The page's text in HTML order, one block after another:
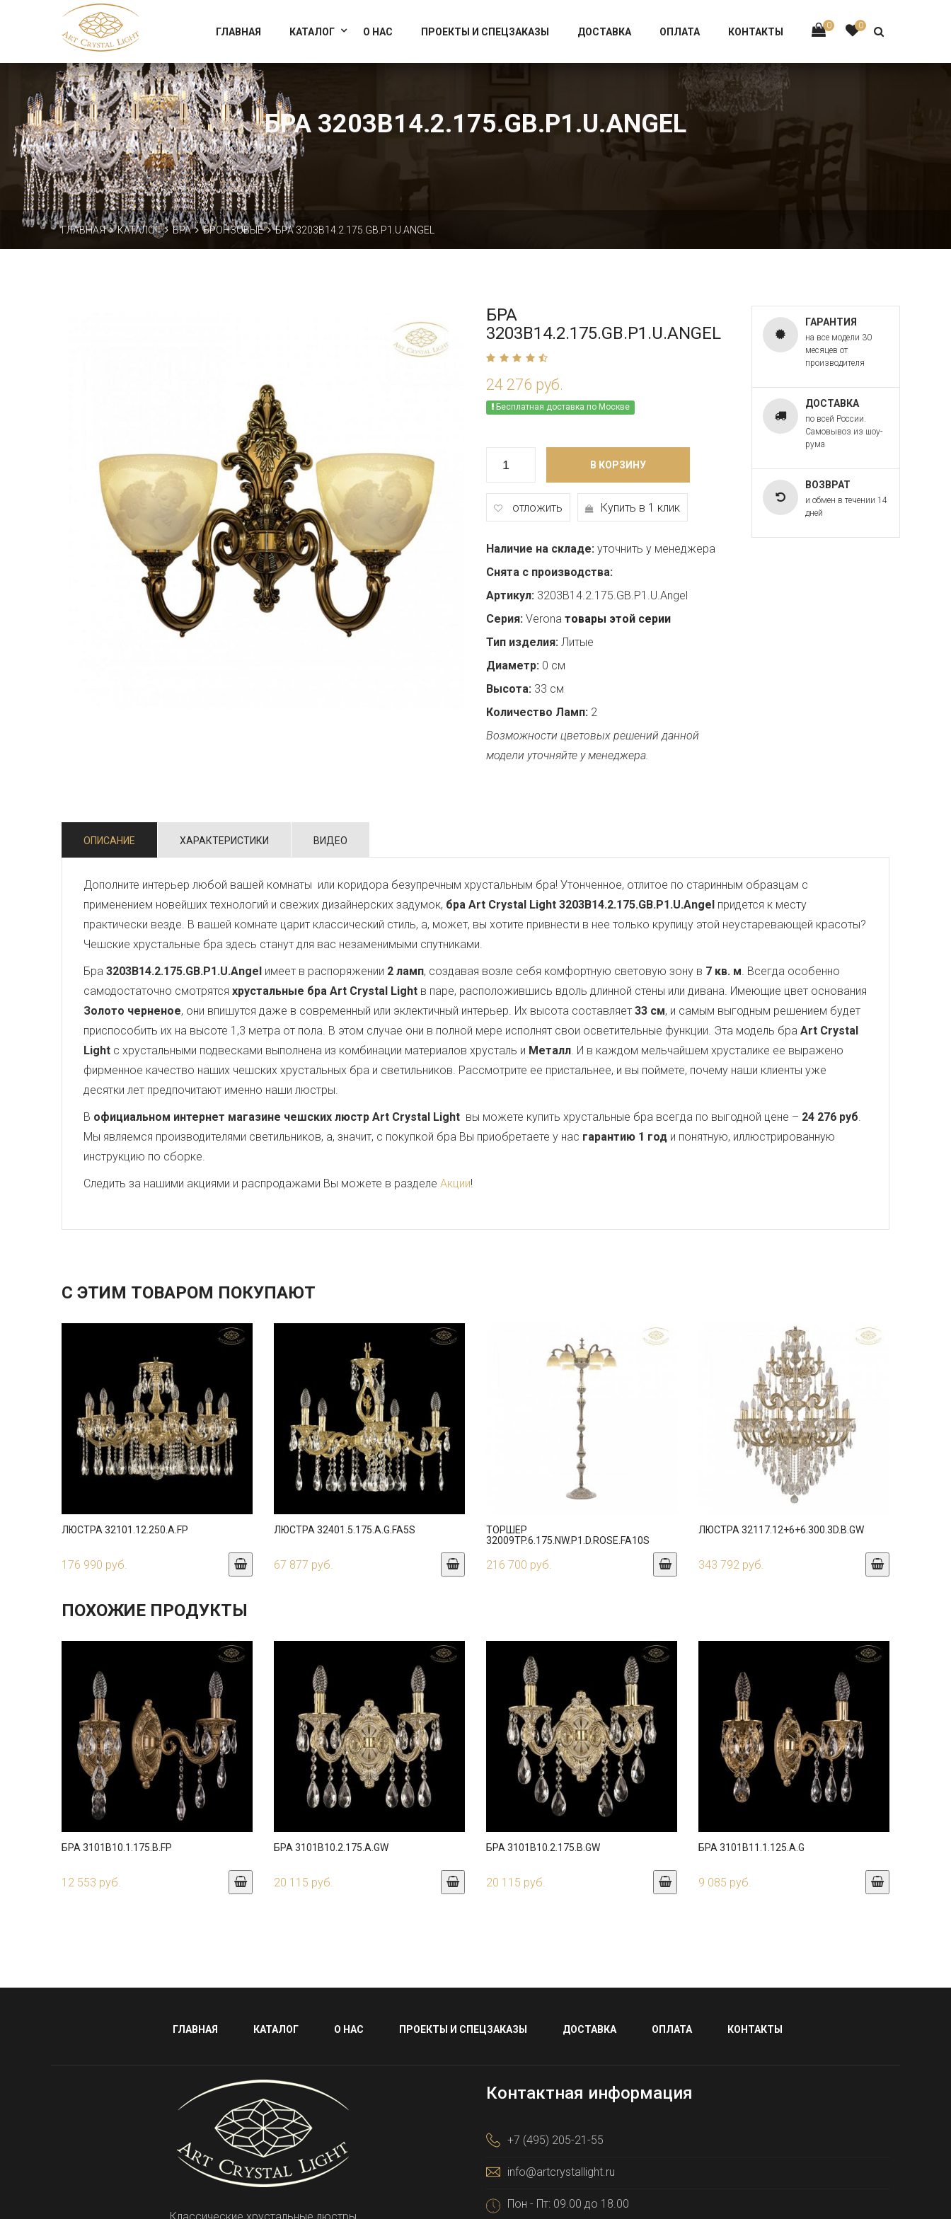
Официальный магазин фабрики Art Crystal Light
0 0
ГЛАВНАЯ КАТАЛОГ О НАС ПРОЕКТЫ И СПЕЦЗАКАЗЫ ДОСТАВКА ОПЛАТА КОНТАКТЫ
БРА 3203B14.2.175.GB.P1.U.ANGEL
ГЛАВНАЯ КАТАЛОГ БРА БРОНЗОВЫЕ БРА 3203B14.2.175.GB.P1.U.ANGEL
БРА
3203B14.2.175.GB.P1.U.ANGEL
24 276 руб.
Бесплатная доставка по Москве
В КОРЗИНУ
отложить Купить в 1 клик
Наличие на складе: уточнить у менеджера
Снята с производства:
Артикул: 3203B14.2.175.GB.P1.U.Angel
Серия: Verona товары этой серии
Тип изделия: Литые
Диаметр: 0 см
Высота: 33 см
Количество Ламп: 2
Возможности цветовых решений данной
модели уточняйте у менеджера.
ГАРАНТИЯ
на все модели 30
месяцев от
производителя
ДОСТАВКА
по всей России.
Самовывоз из шоу-
рума
ВОЗВРАТ
и обмен в течении 14
дней
ОПИСАНИЕ ХАРАКТЕРИСТИКИ ВИДЕО
Дополните интерьер любой вашей комнаты или коридора безупречным хрустальным бра! Утонченное, отлитое по старинным образцам с
применением новейших технологий и свежих дизайнерских задумок, бра Art Crystal Light 3203B14.2.175.GB.P1.U.Angel придется к месту
практически везде. В вашей комнате царит классический стиль, а, может, вы хотите привнести в нее только крупицу этой неустаревающей красоты?
Чешские хрустальные бра здесь станут для вас незаменимыми спутниками.
Бра 3203B14.2.175.GB.P1.U.Angel имеет в распоряжении 2 ламп, создавая возле себя комфортную световую зону в 7 кв. м. Всегда особенно
самодостаточно смотрятся хрустальные бра Art Crystal Light в паре, расположившись вдоль длинной стены или дивана. Имеющие цвет основания
Золото черненое, они впишутся даже в современный или эклектичный интерьер. Их высота составляет 33 см, и самым выгодным решением будет
приспособить их на высоте 1,3 метра от пола. В этом случае они в полной мере исполнят свои осветительные функции. Эта модель бра Art Crystal
Light с хрустальными подвесками выполнена из комбинации материалов хрусталь и Металл. И в каждом мельчайшем хрусталике ее выражено
фирменное качество наших чешских хрустальных бра и светильников. Рассмотрите ее пристальнее, и вы поймете, почему наши клиенты уже
десятки лет предпочитают именно наши люстры.
В официальном интернет магазине чешских люстр Art Crystal Light вы можете купить хрустальные бра всегда по выгодной цене – 24 276 руб.
Мы являемся производителями светильников, а, значит, с покупкой бра Вы приобретаете у нас гарантию 1 год и понятную, иллюстрированную
инструкцию по сборке.
Следить за нашими акциями и распродажами Вы можете в разделе Акции!
С ЭТИМ ТОВАРОМ ПОКУПАЮТ
ЛЮСТРА 32101.12.250.A.FP
176 990 руб.
ЛЮСТРА 32401.5.175.A.G.FA5S
67 877 руб.
ТОРШЕР
32009TP.6.175.NW.P1.D.ROSE.FA10S
216 700 руб.
ЛЮСТРА 32117.12+6+6.300.3D.B.GW
343 792 руб.
ПОХОЖИЕ ПРОДУКТЫ
БРА 3101B10.1.175.B.FP
12 553 руб.
БРА 3101B10.2.175.A.GW
20 115 руб.
БРА 3101B10.2.175.B.GW
20 115 руб.
БРА 3101B11.1.125.A.G
9 085 руб.
ГЛАВНАЯ КАТАЛОГ О НАС ПРОЕКТЫ И СПЕЦЗАКАЗЫ ДОСТАВКА ОПЛАТА КОНТАКТЫ
Контактная информация
+7 (495) 205-21-55
info@artcrystallight.ru
Пон - Пт: 09.00 до 18.00